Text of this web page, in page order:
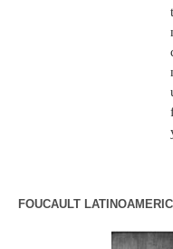
FOUCAULT